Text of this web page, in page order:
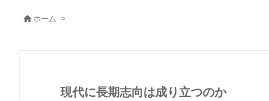
ホーム >
現代に長期志向は成り立つのか